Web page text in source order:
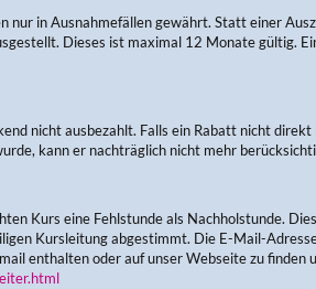
nur in Ausnahmefällen gewährt. Statt einer
Dieses ist maximal 12 Monate gültig.
nicht ausbezahlt. Falls ein Rabatt nicht direkt
kann er nachträglich nicht mehr
Kurs eine Fehlstunde als Nachholstunde.
Kursleitung abgestimmt. Die E-Mail-
enthalten oder auf unser Webseite zu finden